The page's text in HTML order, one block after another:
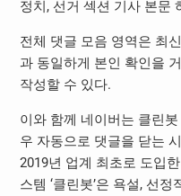
정치, 선거 섹션 기사 본문
전체 댓글 모음 영역은 최
과 동일하게 본인 확인을
작성할 수 있다.
이와 함께 네이버는 클린
우 자동으로 댓글을 닫는
2019년 업계 최초로 도입
스템 ‘클린봇’은 욕설, 선